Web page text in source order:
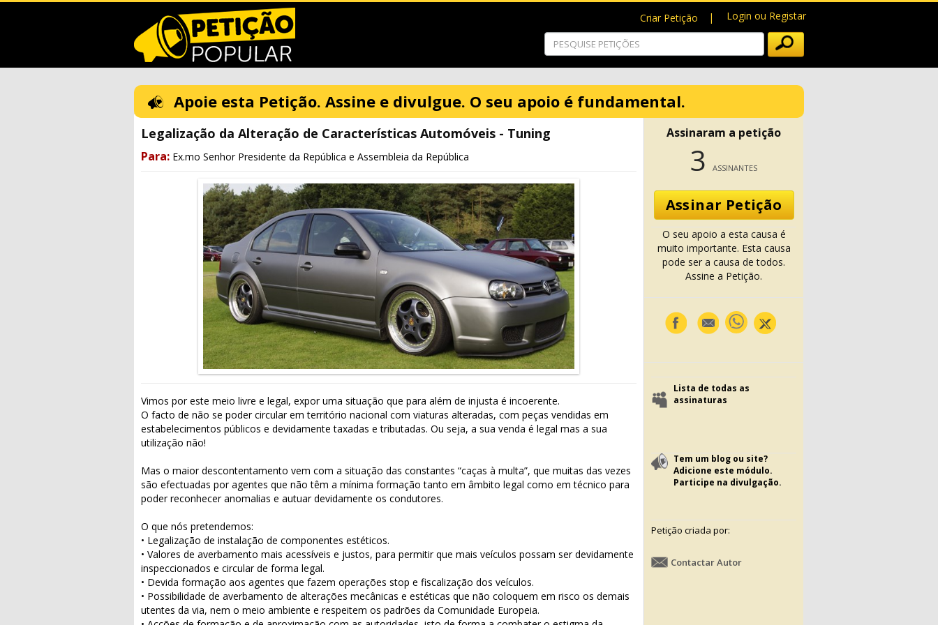
Criar Petição Login ou Registar
Apoie esta Petição. Assine e divulgue. O seu apoio é fundamental.
Legalização da Alteração de Características Automóveis - Tuning
Para: Ex.mo Senhor Presidente da República e Assembleia da República
Vimos por este meio livre e legal, expor uma situação que para além de injusta é incoerente.
O facto de não se poder circular em território nacional com viaturas alteradas, com peças vendidas em
estabelecimentos públicos e devidamente taxadas e tributadas. Ou seja, a sua venda é legal mas a sua
utilização não!
Mas o maior descontentamento vem com a situação das constantes “caças à multa”, que muitas das vezes
são efectuadas por agentes que não têm a mínima formação tanto em âmbito legal como em técnico para
poder reconhecer anomalias e autuar devidamente os condutores.
O que nós pretendemos:
• Legalização de instalação de componentes estéticos.
• Valores de averbamento mais acessíveis e justos, para permitir que mais veículos possam ser devidamente
inspeccionados e circular de forma legal.
• Devida formação aos agentes que fazem operações stop e fiscalização dos veículos.
• Possibilidade de averbamento de alterações mecânicas e estéticas que não coloquem em risco os demais
utentes da via, nem o meio ambiente e respeitem os padrões da Comunidade Europeia.
Assinaram a petição
3 ASSINANTES
Assinar Petição
O seu apoio a esta causa é
muito importante. Esta causa
pode ser a causa de todos.
Assine a Petição.
Lista de todas as
assinaturas
Tem um blog ou site?
Adicione este módulo.
Participe na divulgação.
Petição criada por:
Contactar Autor